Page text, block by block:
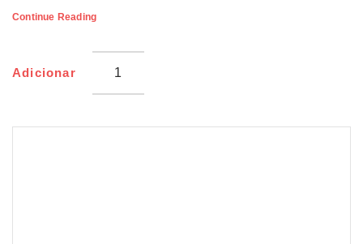
Continue ReadingBrócolos
2,5Kg
Adicionar